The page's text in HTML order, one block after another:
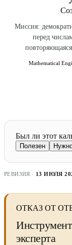
Миссия:
перед
повторяющаяся
Mathematical
Был ли этот
Полезен
РЕВИЗИЯ · 13 ИЮЛЯ
ОТКАЗ ОТ
эксперта